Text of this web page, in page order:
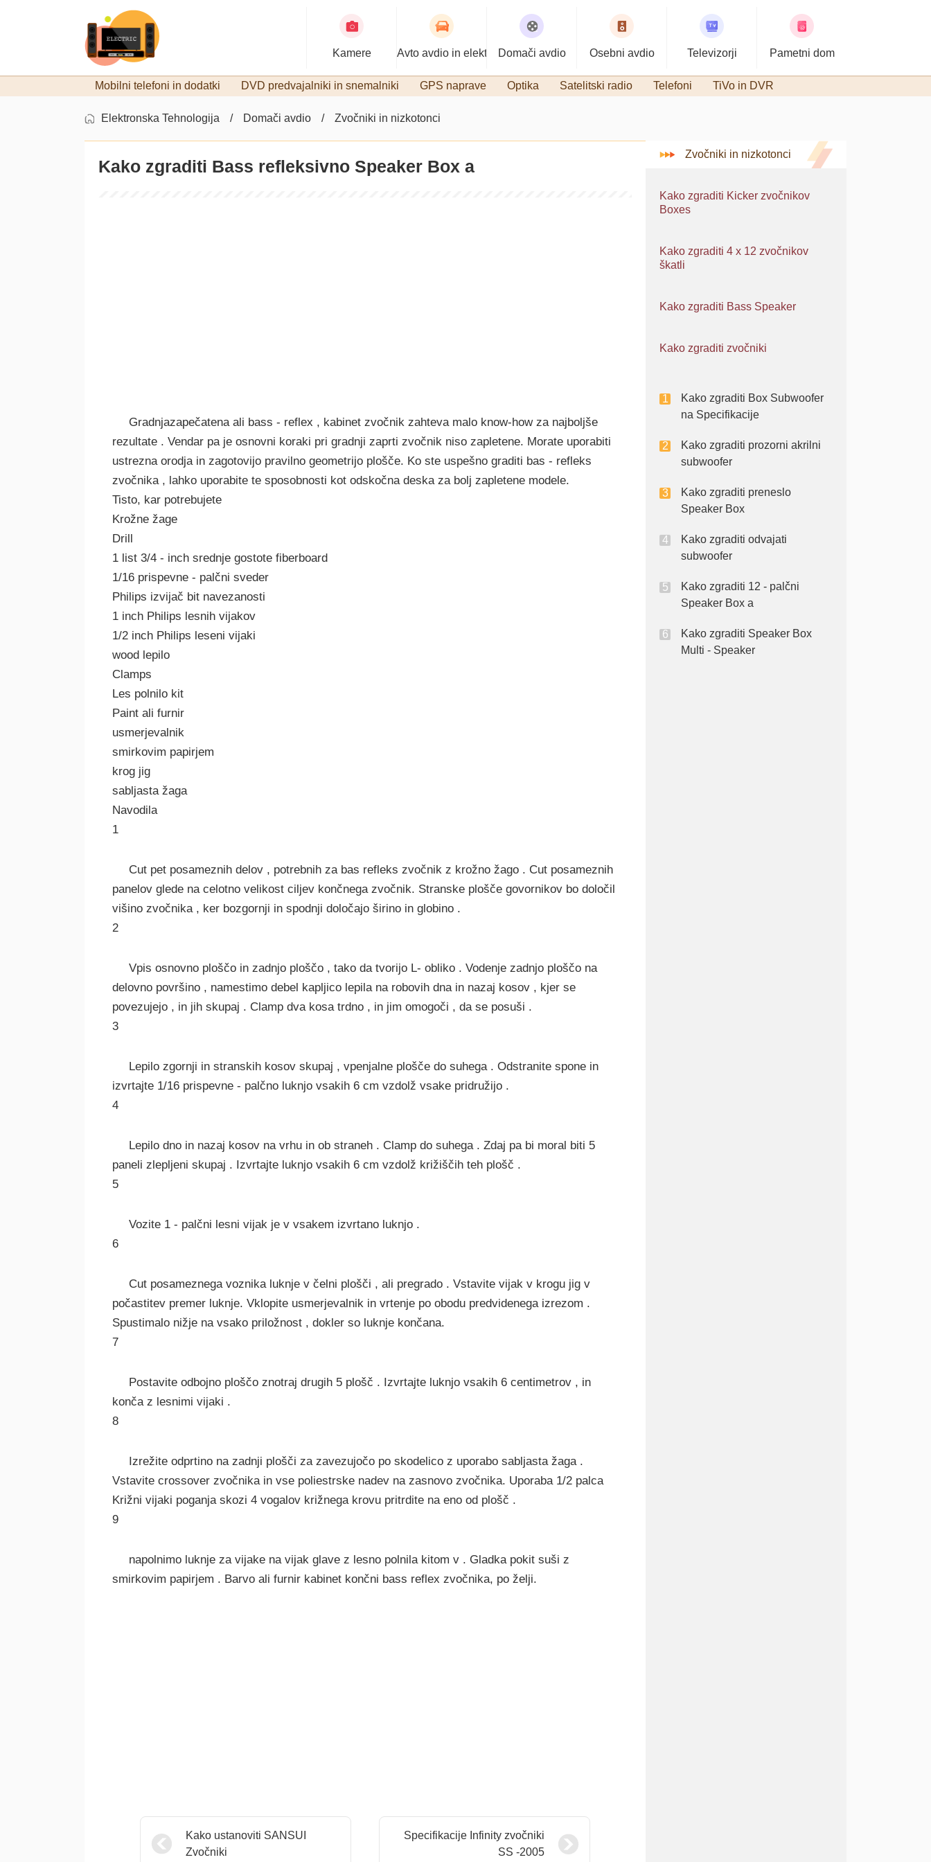
Kamere Avto avdio in elektronikaDomači avdio Osebni avdio Televizorji Pametni dom
Mobilni telefoni in dodatki DVD predvajalniki in snemalniki GPS naprave Optika Satelitski radio Telefoni TiVo in DVR
Elektronska Tehnologija Domači avdio Zvočniki in nizkotonci
Kako zgraditi Bass refleksivno Speaker Box a
Gradnjazapečatena ali bass - reflex , kabinet zvočnik zahteva malo know-how za najboljše
rezultate . Vendar pa je osnovni koraki pri gradnji zaprti zvočnik niso zapletene. Morate uporabiti
ustrezna orodja in zagotovijo pravilno geometrijo plošče. Ko ste uspešno graditi bas - refleks
zvočnika , lahko uporabite te sposobnosti kot odskočna deska za bolj zapletene modele.
Tisto, kar potrebujete
Krožne žage
Drill
1 list 3/4 - inch srednje gostote fiberboard
1/16 prispevne - palčni sveder
Philips izvijač bit navezanosti
1 inch Philips lesnih vijakov
1/2 inch Philips leseni vijaki
wood lepilo
Clamps
Les polnilo kit
Paint ali furnir
usmerjevalnik
smirkovim papirjem
krog jig
sabljasta žaga
Navodila
1
Cut pet posameznih delov , potrebnih za bas refleks zvočnik z krožno žago . Cut posameznih
panelov glede na celotno velikost ciljev končnega zvočnik. Stranske plošče govornikov bo določil
višino zvočnika , ker bozgornji in spodnji določajo širino in globino .
2
Vpis osnovno ploščo in zadnjo ploščo , tako da tvorijo L- obliko . Vodenje zadnjo ploščo na
delovno površino , namestimo debel kapljico lepila na robovih dna in nazaj kosov , kjer se
povezujejo , in jih skupaj . Clamp dva kosa trdno , in jim omogoči , da se posuši .
3
Lepilo zgornji in stranskih kosov skupaj , vpenjalne plošče do suhega . Odstranite spone in
izvrtajte 1/16 prispevne - palčno luknjo vsakih 6 cm vzdolž vsake pridružijo .
4
Lepilo dno in nazaj kosov na vrhu in ob straneh . Clamp do suhega . Zdaj pa bi moral biti 5
paneli zlepljeni skupaj . Izvrtajte luknjo vsakih 6 cm vzdolž križiščih teh plošč .
5
Vozite 1 - palčni lesni vijak je v vsakem izvrtano luknjo .
6
Cut posameznega voznika luknje v čelni plošči , ali pregrado . Vstavite vijak v krogu jig v
počastitev premer luknje. Vklopite usmerjevalnik in vrtenje po obodu predvidenega izrezom .
Spustimalo nižje na vsako priložnost , dokler so luknje končana.
7
Postavite odbojno ploščo znotraj drugih 5 plošč . Izvrtajte luknjo vsakih 6 centimetrov , in
konča z lesnimi vijaki .
8
Izrežite odprtino na zadnji plošči za zavezujočo po skodelico z uporabo sabljasta žaga .
Vstavite crossover zvočnika in vse poliestrske nadev na zasnovo zvočnika. Uporaba 1/2 palca
Križni vijaki poganja skozi 4 vogalov križnega krovu pritrdite na eno od plošč .
9
napolnimo luknje za vijake na vijak glave z lesno polnila kitom v . Gladka pokit suši z
smirkovim papirjem . Barvo ali furnir kabinet končni bass reflex zvočnika, po želji.
Kako ustanoviti SANSUI
Zvočniki
Specifikacije Infinity zvočniki
SS -2005
Zvočniki in nizkotonci
Kako zgraditi Kicker zvočnikov
Boxes
Kako zgraditi 4 x 12 zvočnikov
škatli
Kako zgraditi Bass Speaker
Kako zgraditi zvočniki
Kako zgraditi Box Subwoofer
na Specifikacije
Kako zgraditi prozorni akrilni
subwoofer
Kako zgraditi preneslo
Speaker Box
Kako zgraditi odvajati
subwoofer
Kako zgraditi 12 - palčni
Speaker Box a
Kako zgraditi Speaker Box
Multi - Speaker